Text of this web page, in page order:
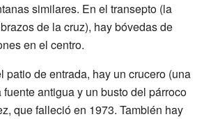
similares. En el transepto (la
de la cruz), hay bóvedas de
en el centro.
patio de entrada, hay un crucero (una
antigua y un busto del párroco
que falleció en 1973. También hay